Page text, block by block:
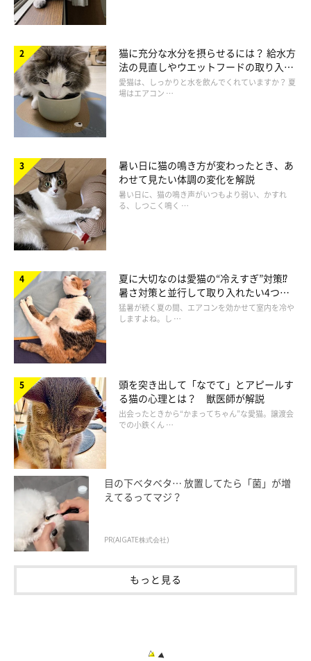
猫に充分な水分を摂らせるには？ 給水方
法の見直しやウエットフードの取り入れ
方を解説
愛猫は、しっかりと水を飲んでくれていますか？ 夏
場はエアコン …
暑い日に猫の鳴き方が変わったとき、あ
わせて見たい体調の変化を解説
暑い日に、猫の鳴き声がいつもより弱い、かすれ
る、しつこく鳴く …
夏に大切なのは愛猫の“冷えすぎ”対策⁉
暑さ対策と並行して取り入れたい4つの
工夫
猛暑が続く夏の間、エアコンを効かせて室内を冷や
しますよね。し …
頭を突き出して「なでて」とアピールす
る猫の心理とは？ 獣医師が解説
出会ったときから“かまってちゃん”な愛猫。譲渡会
での小鉄くん …
目の下ベタベタ… 放置してたら「菌」が増
えてるってマジ？
PR(AIGATE株式会社)
もっと見る